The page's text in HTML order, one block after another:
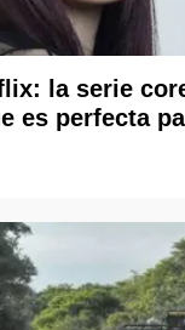
la serie
es perfecta